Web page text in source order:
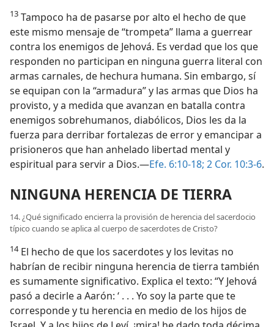
13 Tampoco ha de pasarse por alto el hecho de que
este mismo mensaje de “trompeta” llama a guerrear
contra los enemigos de Jehová. Es verdad que los que
responden no participan en ninguna guerra literal con
armas carnales, de hechura humana. Sin embargo, sí
se equipan con la “armadura” y las armas que Dios ha
provisto, y a medida que avanzan en batalla contra
enemigos sobrehumanos, diabólicos, Dios les da la
fuerza para derribar fortalezas de error y emancipar a
prisioneros que han anhelado libertad mental y
espiritual para servir a Dios.—Efe. 6:10-18; 2 Cor. 10:3-6.
NINGUNA HERENCIA DE TIERRA
14. ¿Qué significado encierra la provisión de herencia del sacerdocio
típico cuando se aplica al cuerpo de sacerdotes de Cristo?
14El hecho de que los sacerdotes y los levitas no
habrían de recibir ninguna herencia de tierra también
es sumamente significativo. Explica el texto: “Y Jehová
pasó a decirle a Aarón: ‘ . . . Yo soy la parte que te
corresponde y tu herencia en medio de los hijos de